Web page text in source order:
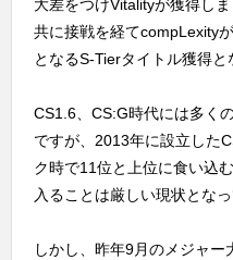
大差をつけVitalityが獲得し
共に接戦を経てcompLexity
となるS-Tierタイトル獲得と
CS1.6、CS:G時代には多く
ですが、2013年に設立した
ク時で11位と上位に食い込
入ることは厳しい現状となっ
しかし、昨年9月のメジャ